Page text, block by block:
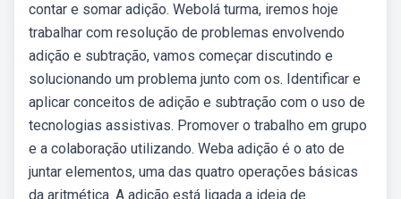
contar e somar adição. Webolá turma, iremos hoje
trabalhar com resolução de problemas envolvendo
adição e subtração, vamos começar discutindo e
solucionando um problema junto com os. Identificar e
aplicar conceitos de adição e subtração com o uso de
tecnologias assistivas. Promover o trabalho em grupo
e a colaboração utilizando. Weba adição é o ato de
juntar elementos, uma das quatro operações básicas
da aritmética. A adição está ligada a ideia de